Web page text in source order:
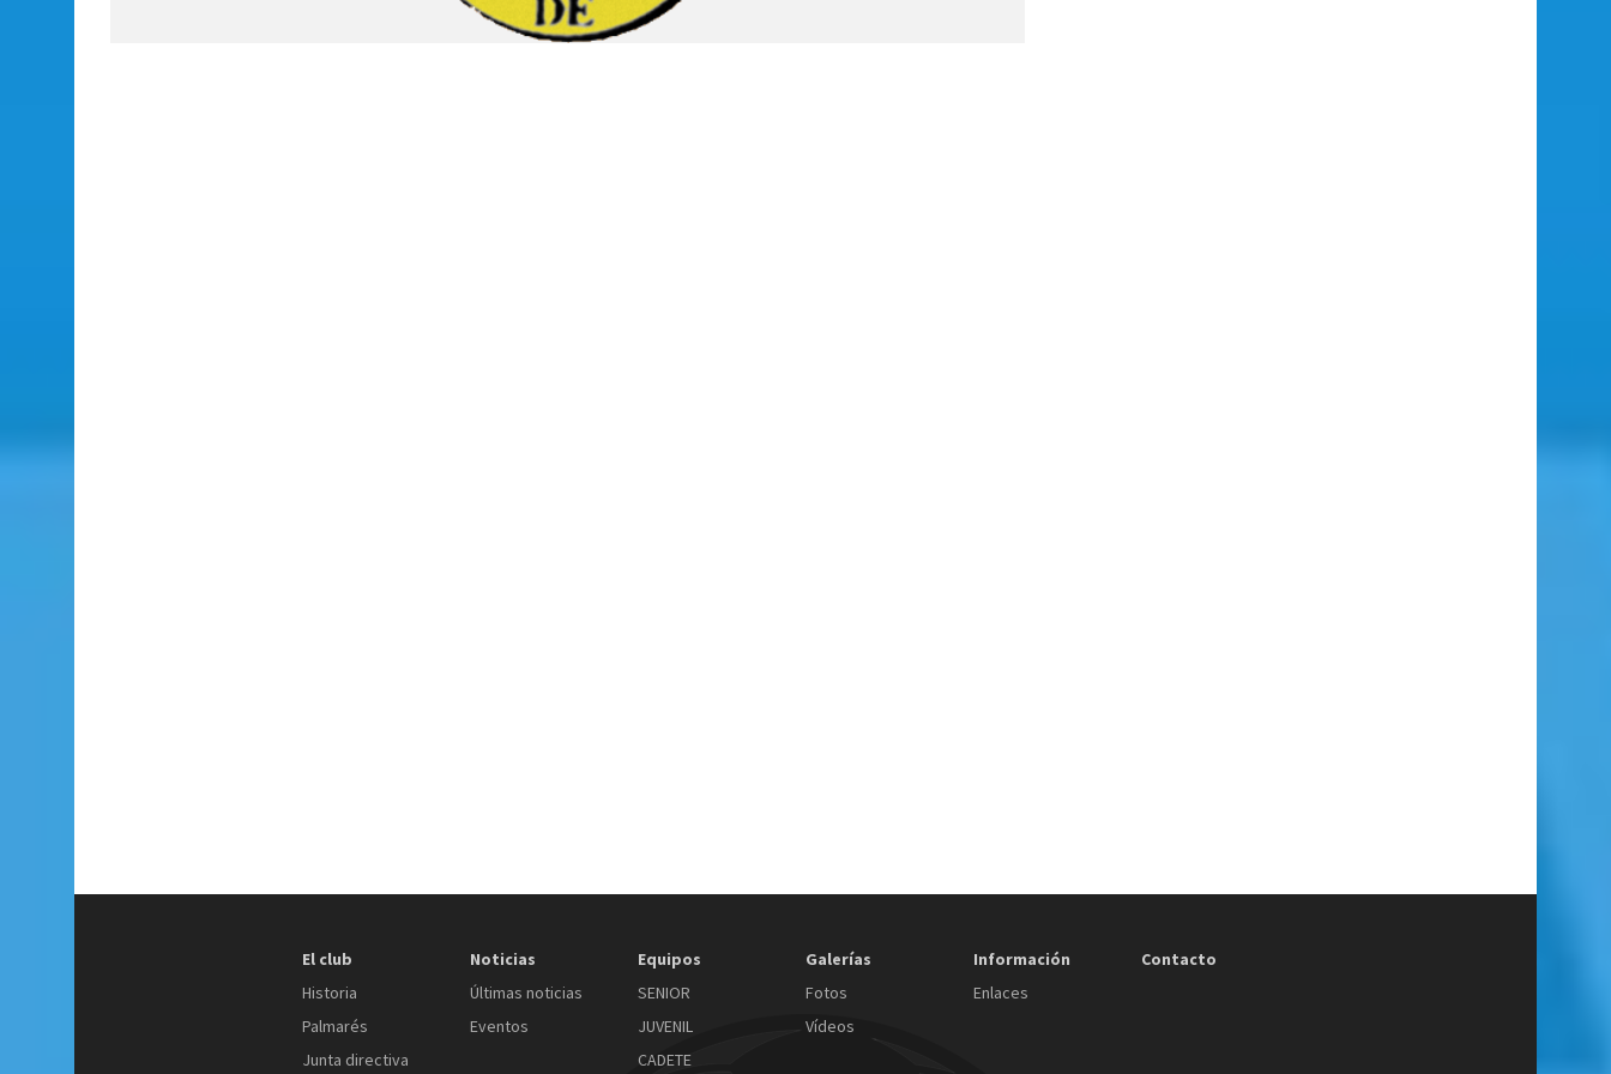
El club
Historia
Palmarés
Junta directiva
Noticias
Últimas noticias
Eventos
Equipos
SENIOR
JUVENIL
CADETE
Galerías
Fotos
Vídeos
Información
Enlaces
Contacto